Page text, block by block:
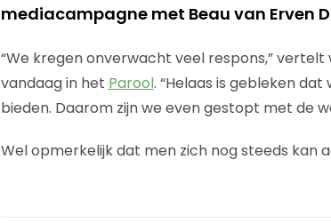
mediacampagne met Beau van Erven
“We kregen onverwacht veel respons,”
vandaag in het Parool. “Helaas is gebleken
bieden. Daarom zijn we even gestopt met de
Wel opmerkelijk dat men zich nog steeds kan